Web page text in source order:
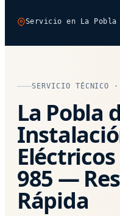
Servicio en La Pobla
SERVICIO TÉCNICO
La Pobla
985 —
Rápida